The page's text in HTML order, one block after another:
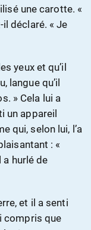
une carotte. «
il déclaré. « Je
yeux et qu’il
langue qu’il
» Cela lui a
un appareil
qui, selon lui, l’a
: «
a hurlé de
et il a senti
compris que